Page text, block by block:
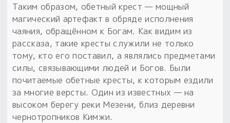
Таким образом, обетный крест — мощный
магический артефакт в обряде исполнения
чаяния, обращённом к Богам. Как видим из
рассказа, такие кресты служили не только
тому, кто его поставил, а являлись предметами
силы, связывающими людей и Богов. Были
почитаемые обетные кресты, к которым ездили
за многие версты. Один из известных — на
высоком берегу реки Мезени, близ деревни
чернотропников Кимжи.